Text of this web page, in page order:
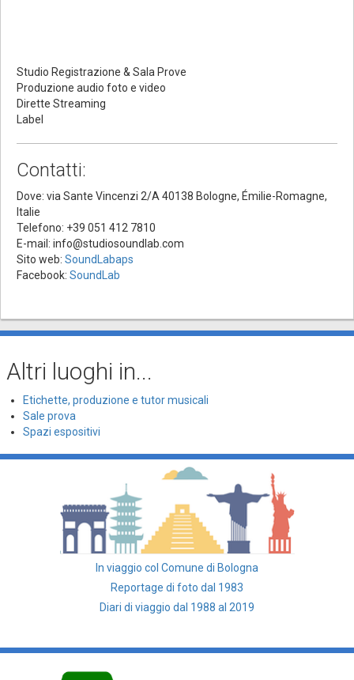
Studio Registrazione & Sala Prove
Produzione audio foto e video
Dirette Streaming
Label
Contatti:
Dove: via Sante Vincenzi 2/A 40138 Bologne, Émilie-Romagne,
Italie
Telefono: +39 051 412 7810
E-mail: info@studiosoundlab.com
Sito web: SoundLabaps
Facebook: SoundLab
Altri luoghi in...
Etichette, produzione e tutor musicali
Sale prova
Spazi espositivi
In viaggio col Comune di Bologna
Reportage di foto dal 1983
Diari di viaggio dal 1988 al 2019